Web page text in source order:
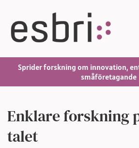
Sprider forskning om innovation,
småföretagande
Enklare forskning
talet